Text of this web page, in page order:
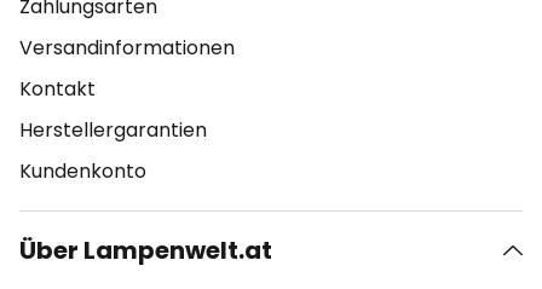
Zahlungsarten
Versandinformationen
Kontakt
Herstellergarantien
Kundenkonto
Über Lampenwelt.at